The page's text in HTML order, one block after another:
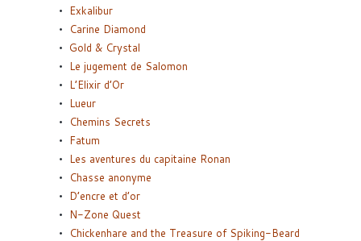
Exkalibur
Carine Diamond
Gold & Crystal
Le jugement de Salomon
L’Elixir d’Or
Lueur
Chemins Secrets
Fatum
Les aventures du capitaine Ronan
Chasse anonyme
D’encre et d’or
N-Zone Quest
Chickenhare and the Treasure of Spiking-Beard